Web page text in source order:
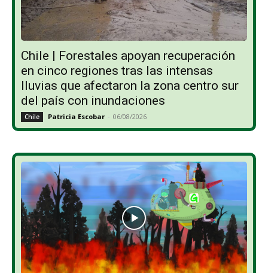
Chile | Forestales apoyan recuperación
en cinco regiones tras las intensas
lluvias que afectaron la zona centro sur
del país con inundaciones
Chile Patricia Escobar - 06/08/2026